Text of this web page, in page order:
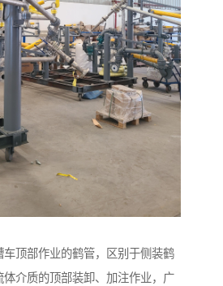
车顶部作业的鹤管，区别于侧装鹤
介质的顶部装卸、加注作业，广